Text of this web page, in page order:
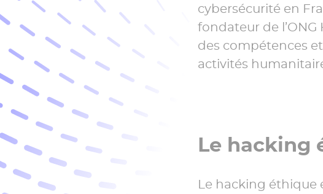
cybersécurité en
fondateur de
des compétences
activités
Le hacking
Le hacking éthique